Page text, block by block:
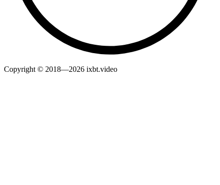
Copyright © 2018—2026 ixbt.video